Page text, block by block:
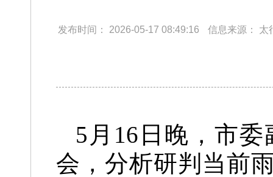
发布时间： 2026-05-17 08:49:16 信息来源： 太
5月16日晚，市
会，分析研判当前